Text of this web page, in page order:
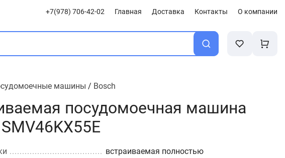
+7(978) 706-42-02 Главная Доставка Контакты О компании
машины / Bosch
посудомоечная машина
встраиваемая полностью